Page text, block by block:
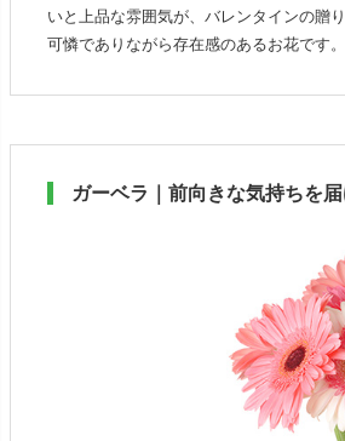
いと上品な雰囲気が、バレンタインの贈
可憐でありながら存在感のあるお花です。
ガーベラ｜前向きな気持ちを